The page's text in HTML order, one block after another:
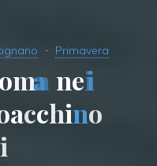
Primavera
ma nei
acchino
i